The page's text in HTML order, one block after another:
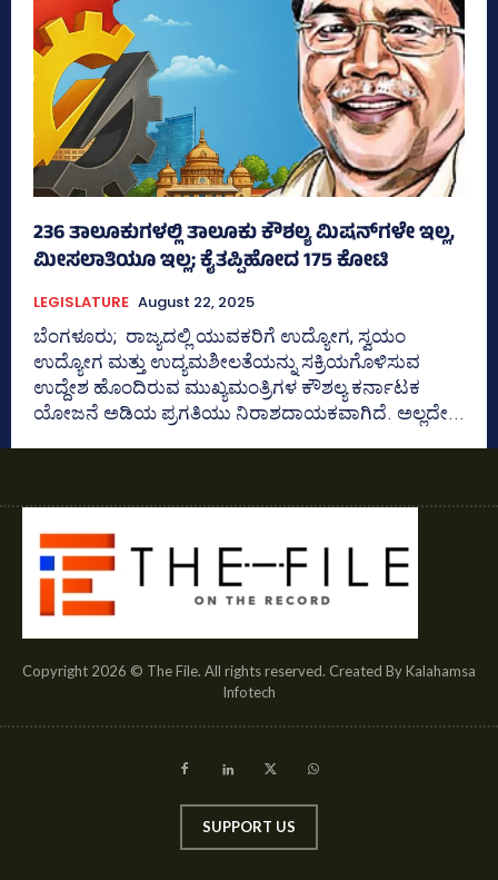
236 ತಾಲೂಕುಗಳಲ್ಲಿ ತಾಲೂಕು ಕೌಶಲ್ಯ ಮಿಷನ್‌ಗಳೇ ಇಲ್ಲ,
ಮೀಸಲಾತಿಯೂ ಇಲ್ಲ; ಕೈತಪ್ಪಿಹೋದ 175 ಕೋಟಿ
LEGISLATURE August 22, 2025
ಬೆಂಗಳೂರು; ರಾಜ್ಯದಲ್ಲಿ ಯುವಕರಿಗೆ ಉದ್ಯೋಗ, ಸ್ವಯಂ
ಉದ್ಯೋಗ ಮತ್ತು ಉದ್ಯಮಶೀಲತೆಯನ್ನು ಸಕ್ರಿಯಗೊಳಿಸುವ
ಉದ್ದೇಶ ಹೊಂದಿರುವ ಮುಖ್ಯಮಂತ್ರಿಗಳ ಕೌಶಲ್ಯ ಕರ್ನಾಟಕ
ಯೋಜನೆ ಅಡಿಯ ಪ್ರಗತಿಯು ನಿರಾಶದಾಯಕವಾಗಿದೆ. ಅಲ್ಲದೇ...
Copyright 2026 © The File. All rights reserved. Created By Kalahamsa
Infotech
SUPPORT US